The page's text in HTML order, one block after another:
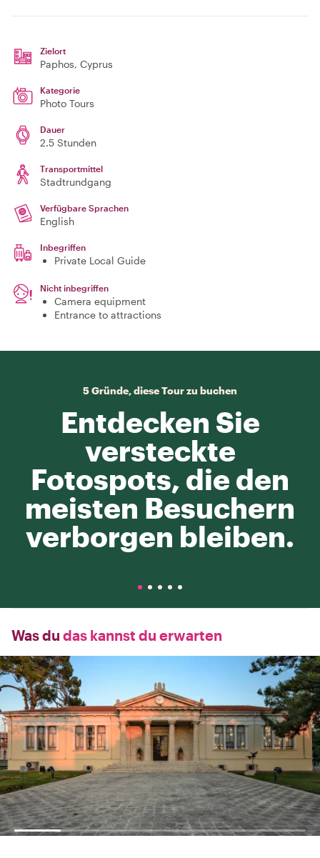
Zielort
Paphos, Cyprus
Kategorie
Photo Tours
Dauer
2.5 Stunden
Transportmittel
Stadtrundgang
Verfügbare Sprachen
English
Inbegriffen
Private Local Guide
Nicht inbegriffen
Camera equipment
Entrance to attractions
5 Gründe, diese Tour zu buchen
Entdecken Sie
versteckte
Fotospots, die den
meisten Besuchern
verborgen bleiben.
Was du das kannst du erwarten